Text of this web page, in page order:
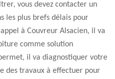
vous devez contacter un
les plus brefs délais pour
à Couvreur Alsacien, il va
comme solution
il va diagnostiquer votre
des travaux à effectuer pour